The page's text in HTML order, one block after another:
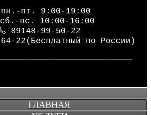
пт. 9:00-19:00
сб.-вс. 10:00-16:00
89148-99-50-22
22(Бесплатный по России)
ГЛАВНАЯ